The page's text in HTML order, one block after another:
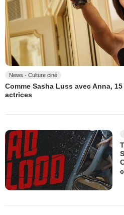
News - Culture ciné
Comme Sasha Luss avec Anna,
actrices